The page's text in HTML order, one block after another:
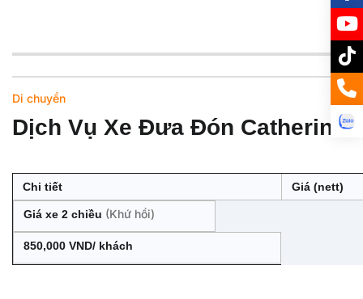
Di chuyển
Dịch Vụ Xe Đưa Đón Catherine
Chi tiết Giá (nett)
Giá xe 2 chiều (Khứ hồi)
850,000 VND/ khách